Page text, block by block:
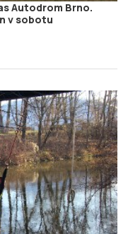
Autodrom Brno.
v sobotu